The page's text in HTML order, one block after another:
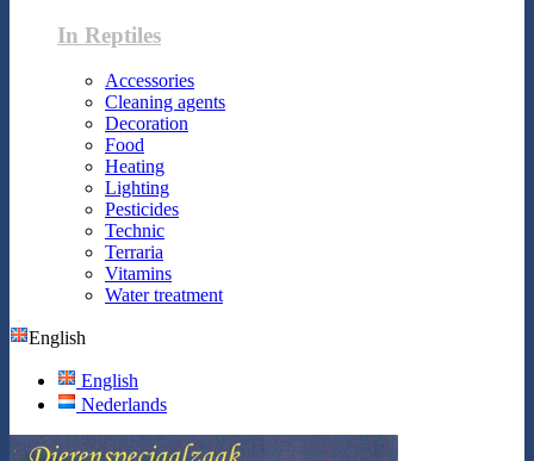
In Reptiles
Accessories
Cleaning agents
Decoration
Food
Heating
Lighting
Pesticides
Technic
Terraria
Vitamins
Water treatment
English
English
Nederlands